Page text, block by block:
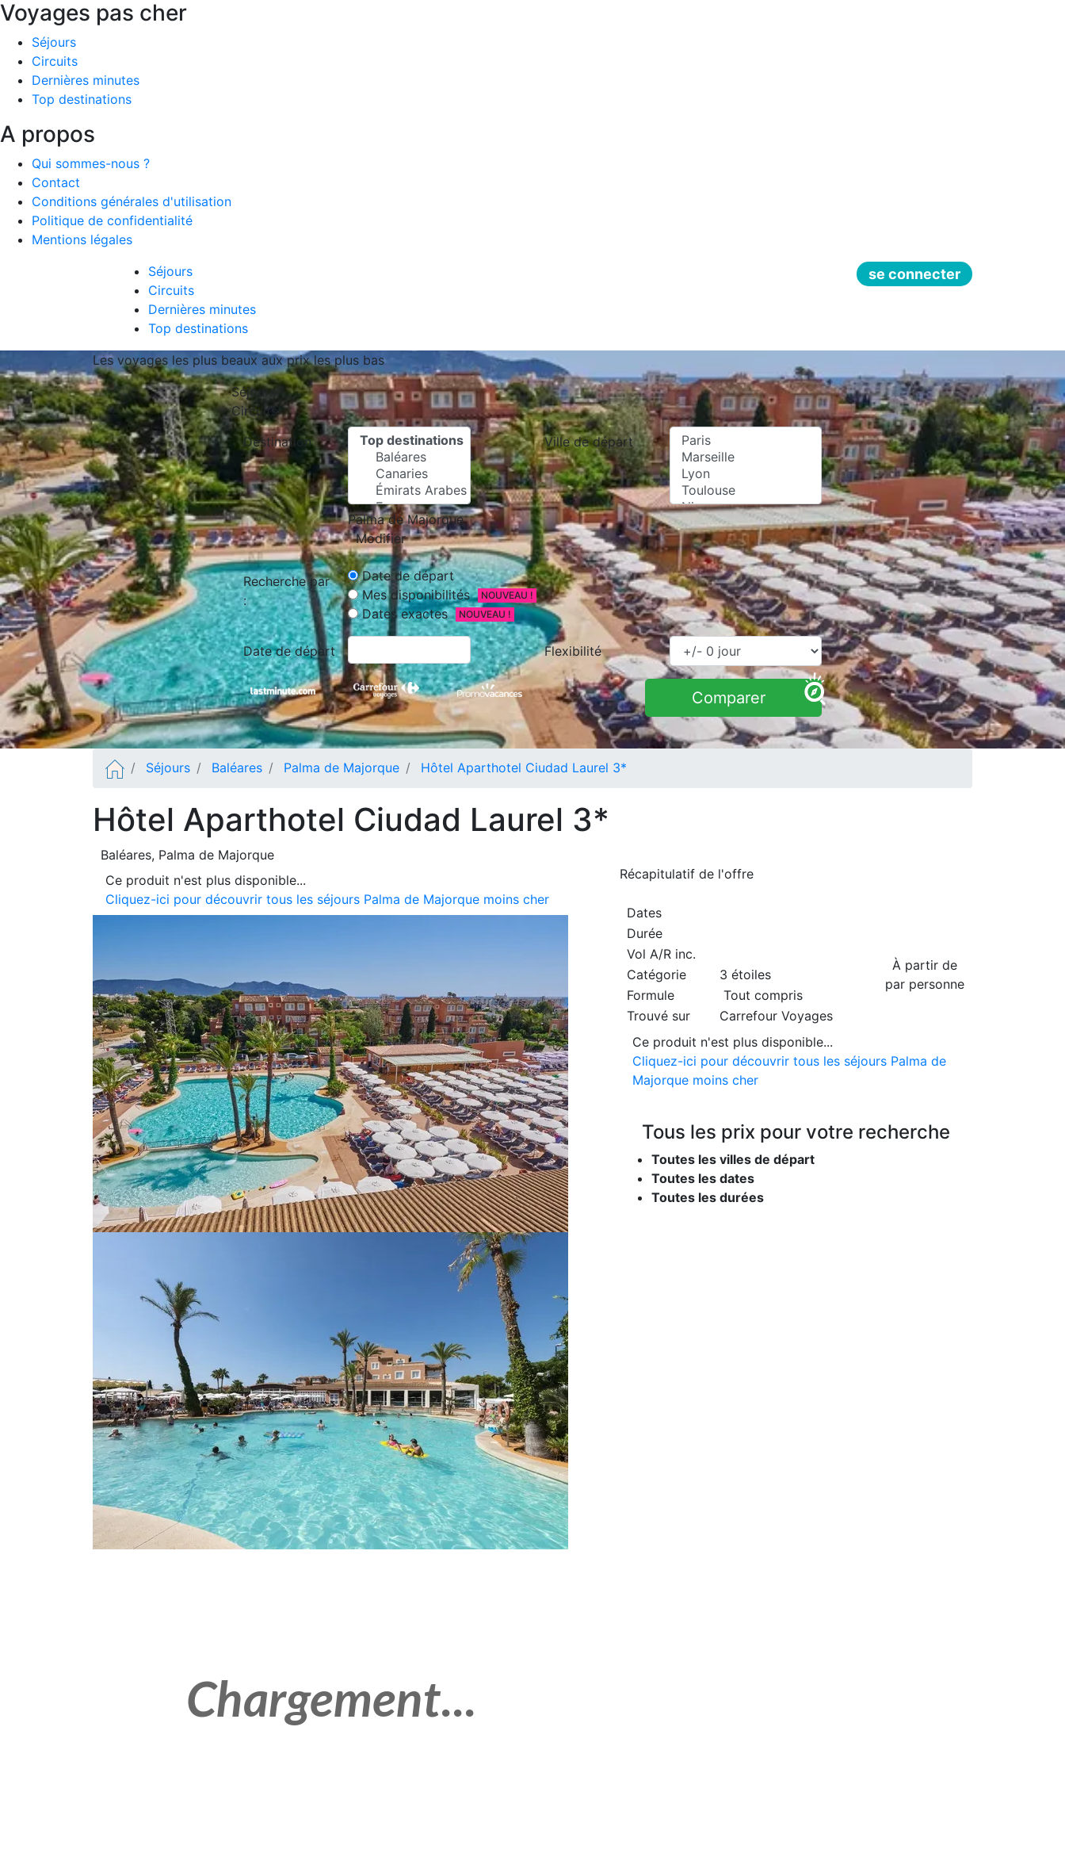
Voyages pas cher
Séjours
Circuits
Dernières minutes
Top destinations
A propos
Qui sommes-nous ?
Contact
Conditions générales d'utilisation
Politique de confidentialité
Mentions légales
Séjours
Circuits
Dernières minutes
Top destinations
se connecter
Les voyages les plus beaux aux prix les plus bas
Séjours
Circuits
Destination
Palma de Majorque
Modifier
Ville de départ
Recherche par
:
Date de départ
Mes disponibilités
NOUVEAU !
Dates exactes NOUVEAU !
Date de départ Flexibilité
Comparer
Séjours Baléares Palma de Majorque Hôtel Aparthotel Ciudad Laurel 3*
Hôtel Aparthotel Ciudad Laurel 3*
Baléares, Palma de Majorque
Ce produit n'est plus disponible...
Cliquez-ici pour découvrir tous les séjours Palma de Majorque moins cher
Récapitulatif de l'offre
Dates
Durée
À partir de
par personne
Vol A/R inc.
Catégorie
3 étoiles
Formule
Tout compris
Trouvé sur
Carrefour Voyages
Ce produit n'est plus disponible...
Cliquez-ici pour découvrir tous les séjours Palma de
Majorque moins cher
Tous les prix pour votre recherche
Toutes les villes de départ
Toutes les dates
Toutes les durées